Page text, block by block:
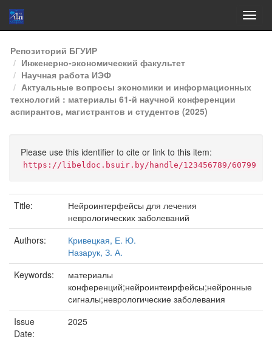
Skip
navigation
Репозиторий БГУИР
Инженерно-экономический факультет
Научная работа ИЭФ
Актуальные вопросы экономики и информационных
технологий : материалы 61-й научной конференции
аспирантов, магистрантов и студентов (2025)
Please use this identifier to cite or link to this item:
https://libeldoc.bsuir.by/handle/123456789/60799
Title:
Нейроинтерфейсы для лечения
неврологических заболеваний
Authors:
Кривецкая, Е. Ю.
Назарук, З. А.
Keywords:
материалы
конференций;нейроинтеирфейсы;нейронные
сигналы;неврологические заболевания
Issue
Date:
2025